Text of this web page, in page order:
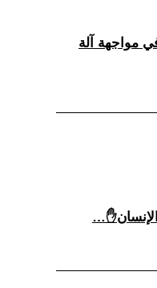
مواجهة آلة